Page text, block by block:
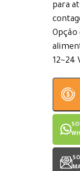
para
Opção
12~24